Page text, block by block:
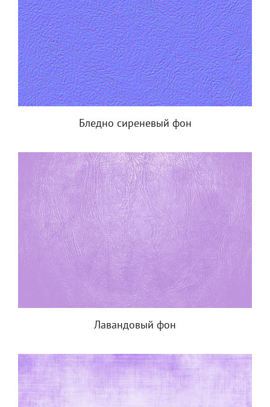
Бледно сиреневый фон
Лавандовый фон